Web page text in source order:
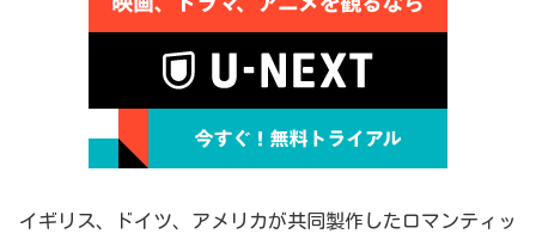
イギリス、ドイツ、アメリカが共同製作したロマンティッ